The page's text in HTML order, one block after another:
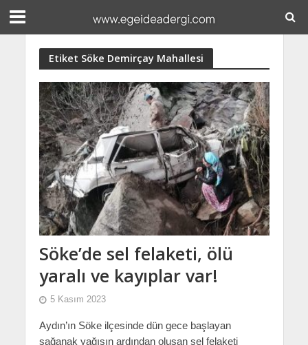
Etiket Söke Demirçay Mahallesi
Söke’de sel felaketi, ölü
yaralı ve kayıplar var!
5 Kasım 2023
Aydın’ın Söke ilçesinde dün gece başlayan
sağanak yağışın ardından oluşan sel felaketi